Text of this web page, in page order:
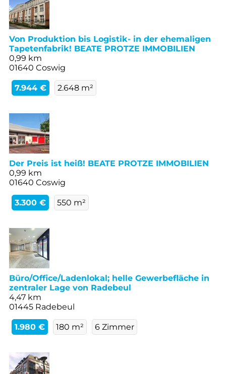
Von Produktion bis Logistik- in der ehemaligen
Tapetenfabrik! BEATE PROTZE IMMOBILIEN
0,99 km
01640 Coswig
7.944 € 2.648 m²
Der Preis ist heiß! BEATE PROTZE IMMOBILIEN
0,99 km
01640 Coswig
3.300 € 550 m²
Büro/Office/Ladenlokal; helle Gewerbefläche in
zentraler Lage von Radebeul
4,47 km
01445 Radebeul
1.980 € 180 m² 6 Zimmer